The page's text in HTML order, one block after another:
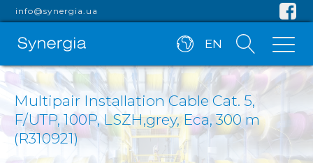
info@synergia.ua
EN
Multipair Installation Cable Cat. 5,
F/UTP, 100P, LSZH,grey, Eca, 300 m
(R310921)